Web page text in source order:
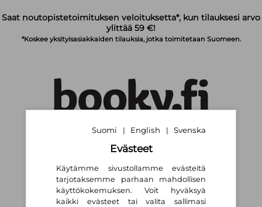
Saat noutopistetoimituksen veloituksetta*, kun tilauksesi arvo
ylittää 59 €!
*Koskee yksityisasiakkaiden tilauksia, jotka toimitetaan Suomeen.
Suomi | English | Svenska
Evästeet
Käytämme sivustollamme evästeitä
tarjotaksemme parhaan mahdollisen
käyttökokemuksen. Voit hyväksyä
kaikki evästeet tai valita sallimasi